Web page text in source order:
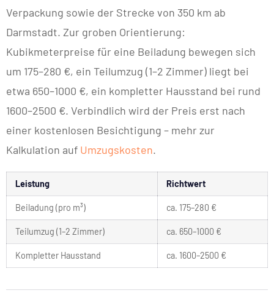
Verpackung sowie der Strecke von 350 km ab
Darmstadt. Zur groben Orientierung:
Kubikmeterpreise für eine Beiladung bewegen sich
um 175–280 €, ein Teilumzug (1–2 Zimmer) liegt bei
etwa 650–1000 €, ein kompletter Hausstand bei rund
1600–2500 €. Verbindlich wird der Preis erst nach
einer kostenlosen Besichtigung – mehr zur
Kalkulation auf Umzugskosten.
Leistung Richtwert
Beiladung (pro m³) ca. 175–280 €
Teilumzug (1–2 Zimmer) ca. 650–1000 €
Kompletter Hausstand ca. 1600–2500 €